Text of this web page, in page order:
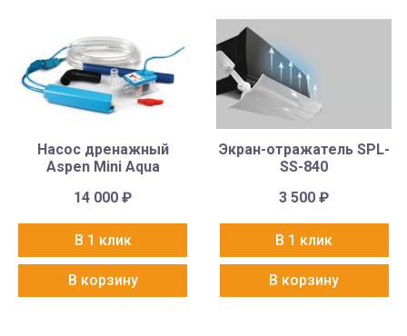
Насос дренажный
Aspen Mini Aqua
14 000₽
В 1 клик
В корзину
Экран-отражатель SPL-
SS-840
3 500₽
В 1 клик
В корзину